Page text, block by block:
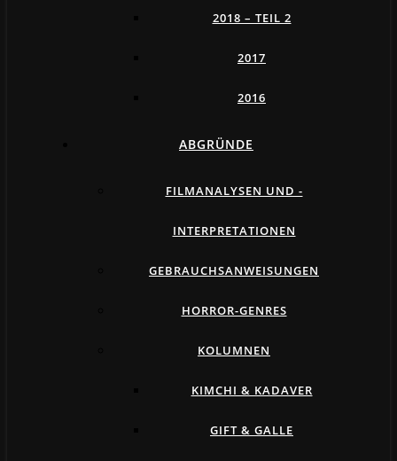
2018 – TEIL 2
2017
2016
ABGRÜNDE
FILMANALYSEN UND -
INTERPRETATIONEN
GEBRAUCHSANWEISUNGEN
HORROR-GENRES
KOLUMNEN
KIMCHI & KADAVER
GIFT & GALLE